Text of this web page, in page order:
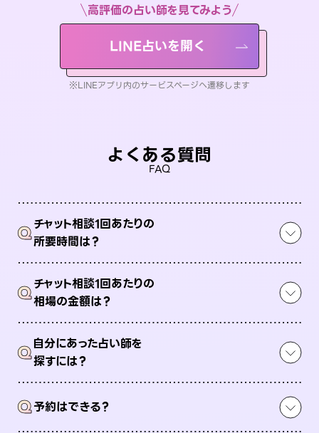
高評価の占い師を見てみよう
LINE占いを開く
※LINEアプリ内のサービスページへ遷移します
よくある質問
FAQ
Qチャット相談1回あたりの
所要時間は？
Qチャット相談1回あたりの
相場の金額は？
Q自分にあった占い師を
探すには？
Q予約はできる？